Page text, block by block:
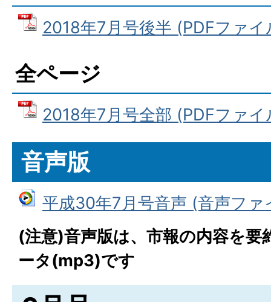
2018年7月号後半 (PDFファ
全ページ
2018年7月号全部 (PDFファ
音声版
平成30年7月号音声 (音声フ
(注意)音声版は、市報の内容を要
ータ(mp3)です